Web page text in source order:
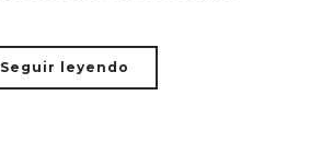
Seguir leyendo